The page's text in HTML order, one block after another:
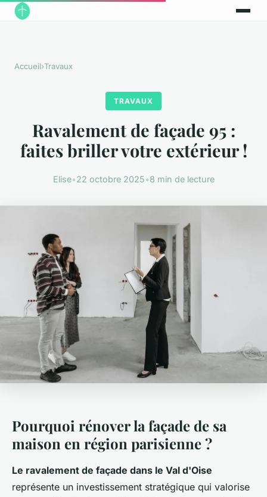
Accueil›Travaux
TRAVAUX
Ravalement de façade 95 :
faites briller votre extérieur !
Elise•22 octobre 2025•8 min de lecture
Pourquoi rénover la façade de sa
maison en région parisienne ?
Le ravalement de façade dans le Val d'Oise
représente un investissement stratégique qui valorise